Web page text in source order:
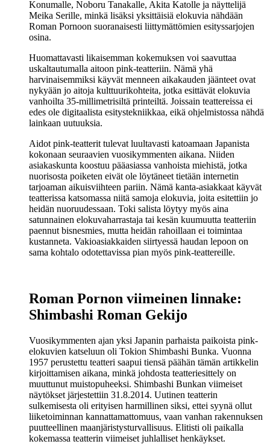
Konumalle, Noboru Tanakalle, Akita Katolle ja näyttelijä
Meika Serille, minkä lisäksi yksittäisiä elokuvia nähdään
Roman Pornoon suoranaisesti liittymättömien esityssarjojen
osina.
Huomattavasti likaisemman kokemuksen voi saavuttaa
uskaltautumalla aitoon pink-teatteriin. Nämä yhä
harvinaisemmiksi käyvät menneen aikakauden jäänteet ovat
nykyään jo aitoja kulttuurikohteita, jotka esittävät elokuvia
vanhoilta 35‑millimetrisiltä printeiltä. Joissain teattereissa ei
edes ole digitaalista esitystekniikkaa, eikä ohjelmistossa nähdä
lainkaan uutuuksia.
Aidot pink-teatterit tulevat luultavasti katoamaan Japanista
kokonaan seuraavien vuosikymmenten aikana. Niiden
asiakaskunta koostuu pääasiassa vanhoista miehistä, jotka
nuorisosta poiketen eivät ole löytäneet tietään internetin
tarjoaman aikuisviihteen pariin. Nämä kanta-asiakkaat käyvät
teatterissa katsomassa niitä samoja elokuvia, joita esitettiin jo
heidän nuoruudessaan. Toki salista löytyy myös aina
satunnainen elokuvaharrastaja tai kesän kuumuutta teatteriin
paennut bisnesmies, mutta heidän rahoillaan ei toimintaa
kustanneta. Vakioasiakkaiden siirtyessä haudan lepoon on
sama kohtalo odotettavissa pian myös pink-teattereille.
Roman Pornon viimeinen linnake:
Shimbashi Roman Gekijo
Vuosikymmenten ajan yksi Japanin parhaista paikoista pink-
elokuvien katseluun oli Tokion Shimbashi Bunka. Vuonna
1957 perustettu teatteri saapui tiensä päähän tämän artikkelin
kirjoittamisen aikana, minkä johdosta teatteriesittely on
muuttunut muistopuheeksi. Shimbashi Bunkan viimeiset
näytökset järjestettiin 31.8.2014. Uutinen teatterin
sulkemisesta oli erityisen harmillinen siksi, ettei syynä ollut
liiketoiminnan kannattamattomuus, vaan vanhan rakennuksen
puutteellinen maanjäristysturvallisuus. Elitisti oli paikalla
kokemassa teatterin viimeiset juhlalliset henkäykset.